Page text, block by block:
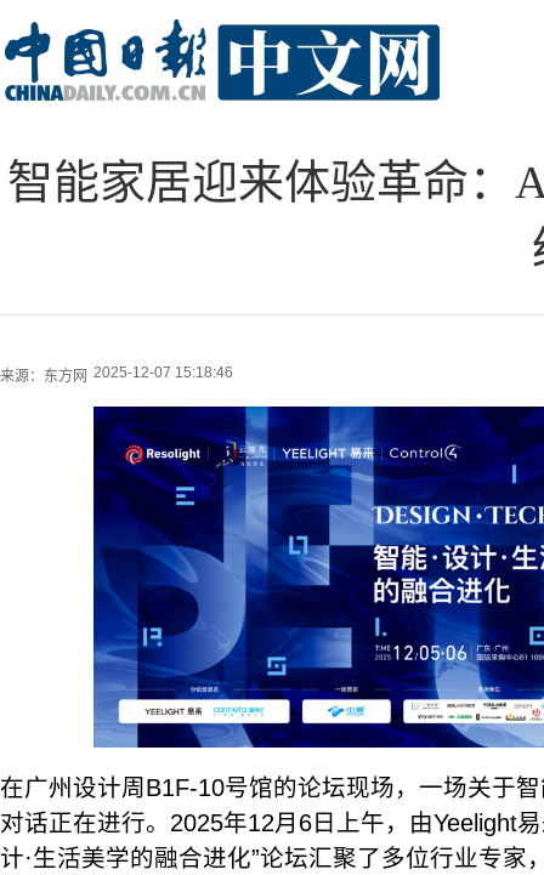
智能家居迎来体验革命：
来源： 东方网 2025-12-07 15:18:46
在广州设计周B1F-10号馆的论坛现场，一场关于
对话正在进行。2025年12月6日上午，由Yeelight
计·生活美学的融合进化”论坛汇聚了多位行业专家